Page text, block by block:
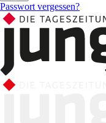
Passwort vergessen?